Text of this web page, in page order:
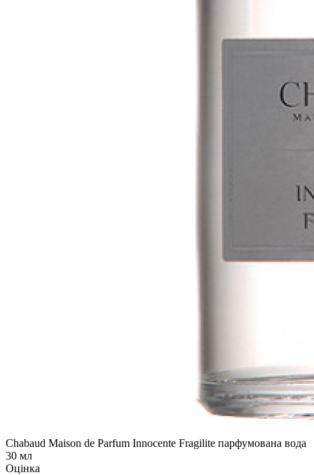
Chabaud Maison de Parfum Innocente Fragilite парфумована вода
30 мл
Оцінка